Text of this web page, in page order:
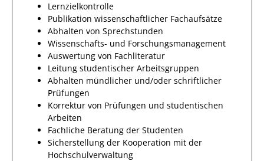
Lernzielkontrolle
Publikation wissenschaftlicher Fachaufsätze
Abhalten von Sprechstunden
Wissenschafts- und Forschungsmanagement
Auswertung von Fachliteratur
Leitung studentischer Arbeitsgruppen
Abhalten mündlicher und/oder schriftlicher
Prüfungen
Korrektur von Prüfungen und studentischen
Arbeiten
Fachliche Beratung der Studenten
Sicherstellung der Kooperation mit der
Hochschulverwaltung